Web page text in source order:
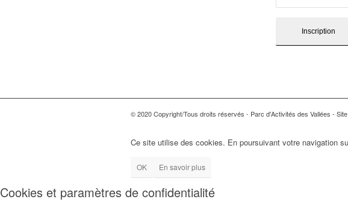
© 2020 Copyright/Tous droits réservés - Parc d'Activités des Vallées -
Ce site utilise des cookies. En poursuivant votre navigation
OK En savoir plus
Cookies et paramètres de confidentialité